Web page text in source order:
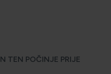
TEN POČINJE PRIJE